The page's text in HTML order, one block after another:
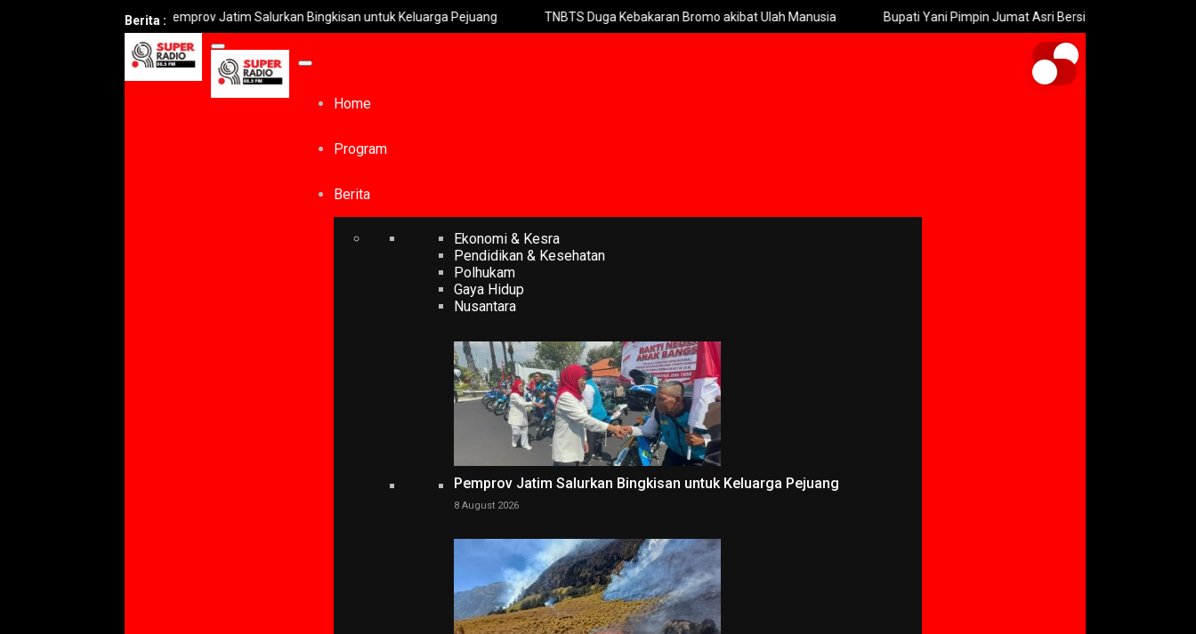
Berita :
Pemprov Jatim Salurkan Bingkisan untuk Keluarga Pejuang TNBTS Duga Kebakaran Bromo akibat Ulah Manusia Bupati Yani Pimpin Jumat Asri Bersih-bersih Pasar Krempyeng
Home
Program
Berita
Ekonomi & Kesra
Pendidikan & Kesehatan
Polhukam
Gaya Hidup
Nusantara
Pemprov Jatim Salurkan Bingkisan untuk Keluarga Pejuang
8 August 2026